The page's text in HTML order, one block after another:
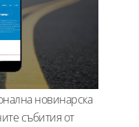
новинарска
събития от